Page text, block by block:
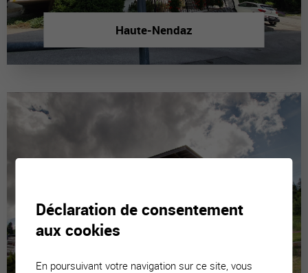
Haute-Nendaz
Déclaration de consentement
aux cookies
En poursuivant votre navigation sur ce site, vous